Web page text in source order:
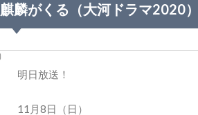
麒麟がくる（大河ドラマ2020
明日放送！
11月8日（日）